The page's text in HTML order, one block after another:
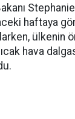
haftaya
ülkenin
hava